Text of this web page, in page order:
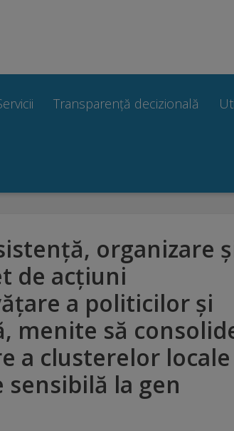
Transparență decizională
organizare
de acțiuni
a politicilor și
menite să
a clusterelor locale
sensibilă la gen